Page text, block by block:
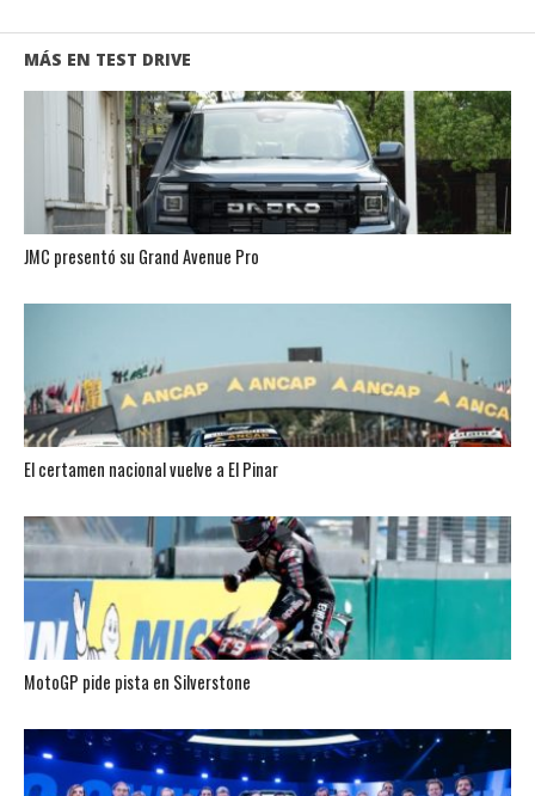
MÁS EN TEST DRIVE
JMC presentó su Grand Avenue Pro
El certamen nacional vuelve a El Pinar
MotoGP pide pista en Silverstone